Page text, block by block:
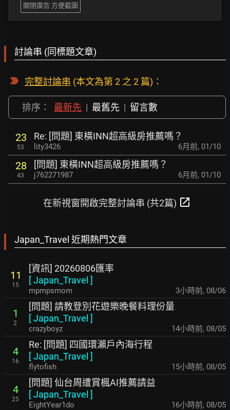
關閉廣告 方便截圖
討論串 (同標題文章)
完整討論串 (本文為第 2 之 2 篇)：
排序： 最新先 | 最舊先 | 留言數
23
53
Re: [問題] 東橫INN超高級房推薦嗎？
lity3426 6月前, 01/10
28
43
[問題] 東橫INN超高級房推薦嗎？
j762271987 6月前, 01/10
在新視窗開啟完整討論串 (共2篇) open_in_new
Japan_Travel 近期熱門文章
11
15
[資訊] 20260806匯率
[Japan_Travel ]
mpmpsmom 3小時前, 08/06
1
2
[問題] 請教登別花遊樂晚餐料理份量
[Japan_Travel ]
crazyboyz 14小時前, 08/05
4
16
Re: [問題] 四國環瀨戶內海行程
[Japan_Travel ]
flytofish 15小時前, 08/05
4
25
[問題] 仙台周遭賞楓AI推薦請益
[Japan_Travel ]
EightYear1do 16小時前, 08/05